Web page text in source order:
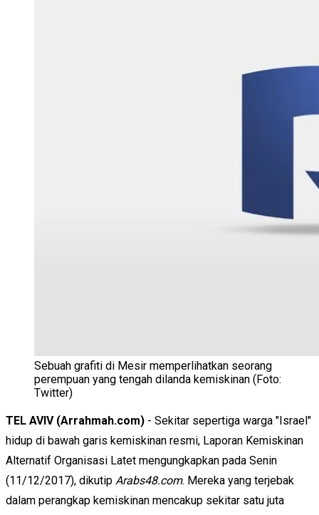
Sebuah grafiti di Mesir memperlihatkan seorang
perempuan yang tengah dilanda kemiskinan (Foto:
Twitter)
TEL AVIV (Arrahmah.com) - Sekitar sepertiga warga "Israel"
hidup di bawah garis kemiskinan resmi, Laporan Kemiskinan
Alternatif Organisasi Latet mengungkapkan pada Senin
(11/12/2017), dikutip Arabs48.com. Mereka yang terjebak
dalam perangkap kemiskinan mencakup sekitar satu juta